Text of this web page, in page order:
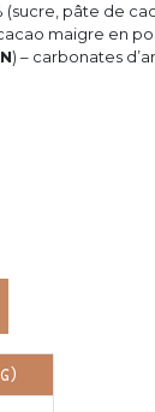
(sucre, pâte de
cacao maigre en
) – carbonates